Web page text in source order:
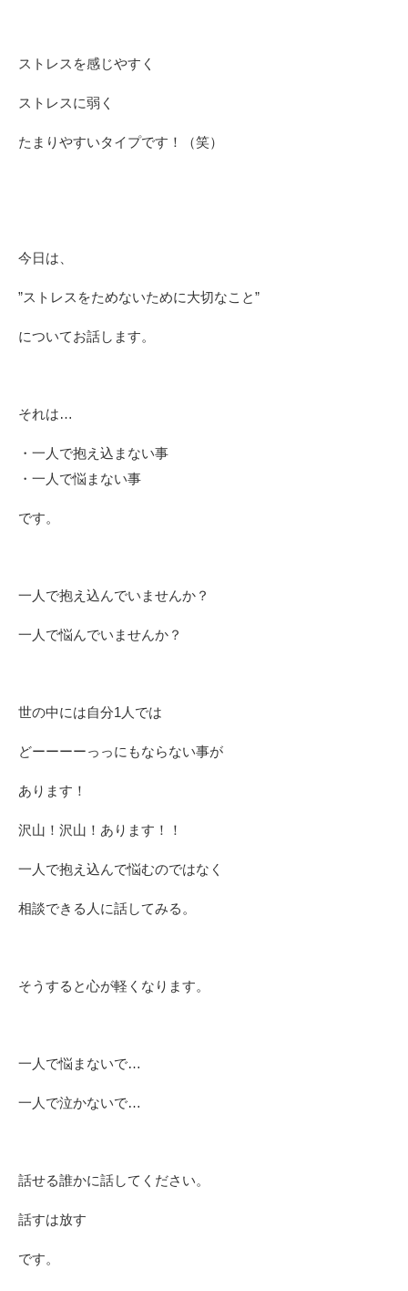
ストレスを感じやすく
ストレスに弱く
たまりやすいタイプです！（笑）
今日は、
”ストレスをためないために大切なこと”
についてお話します。
それは…
・一人で抱え込まない事
・一人で悩まない事
です。
一人で抱え込んでいませんか？
一人で悩んでいませんか？
世の中には自分1人では
どーーーーっっにもならない事が
あります！
沢山！沢山！あります！！
一人で抱え込んで悩むのではなく
相談できる人に話してみる。
そうすると心が軽くなります。
一人で悩まないで…
一人で泣かないで…
話せる誰かに話してください。
話すは放す
です。